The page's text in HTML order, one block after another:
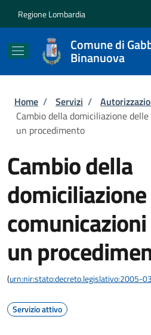
Regione Lombardia
Comune di
Binanuova
Briciole di pane
Home / Servizi /
Cambio della domiciliazione
un procedimento
Cambio della
un
(urn:nir:stato:decreto.legislativo:2005-
Servizio attivo